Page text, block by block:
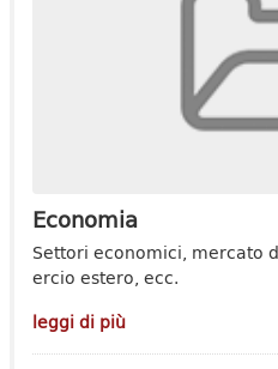
Economia
Settori economici, mercato
ercio estero, ecc.
leggi di più